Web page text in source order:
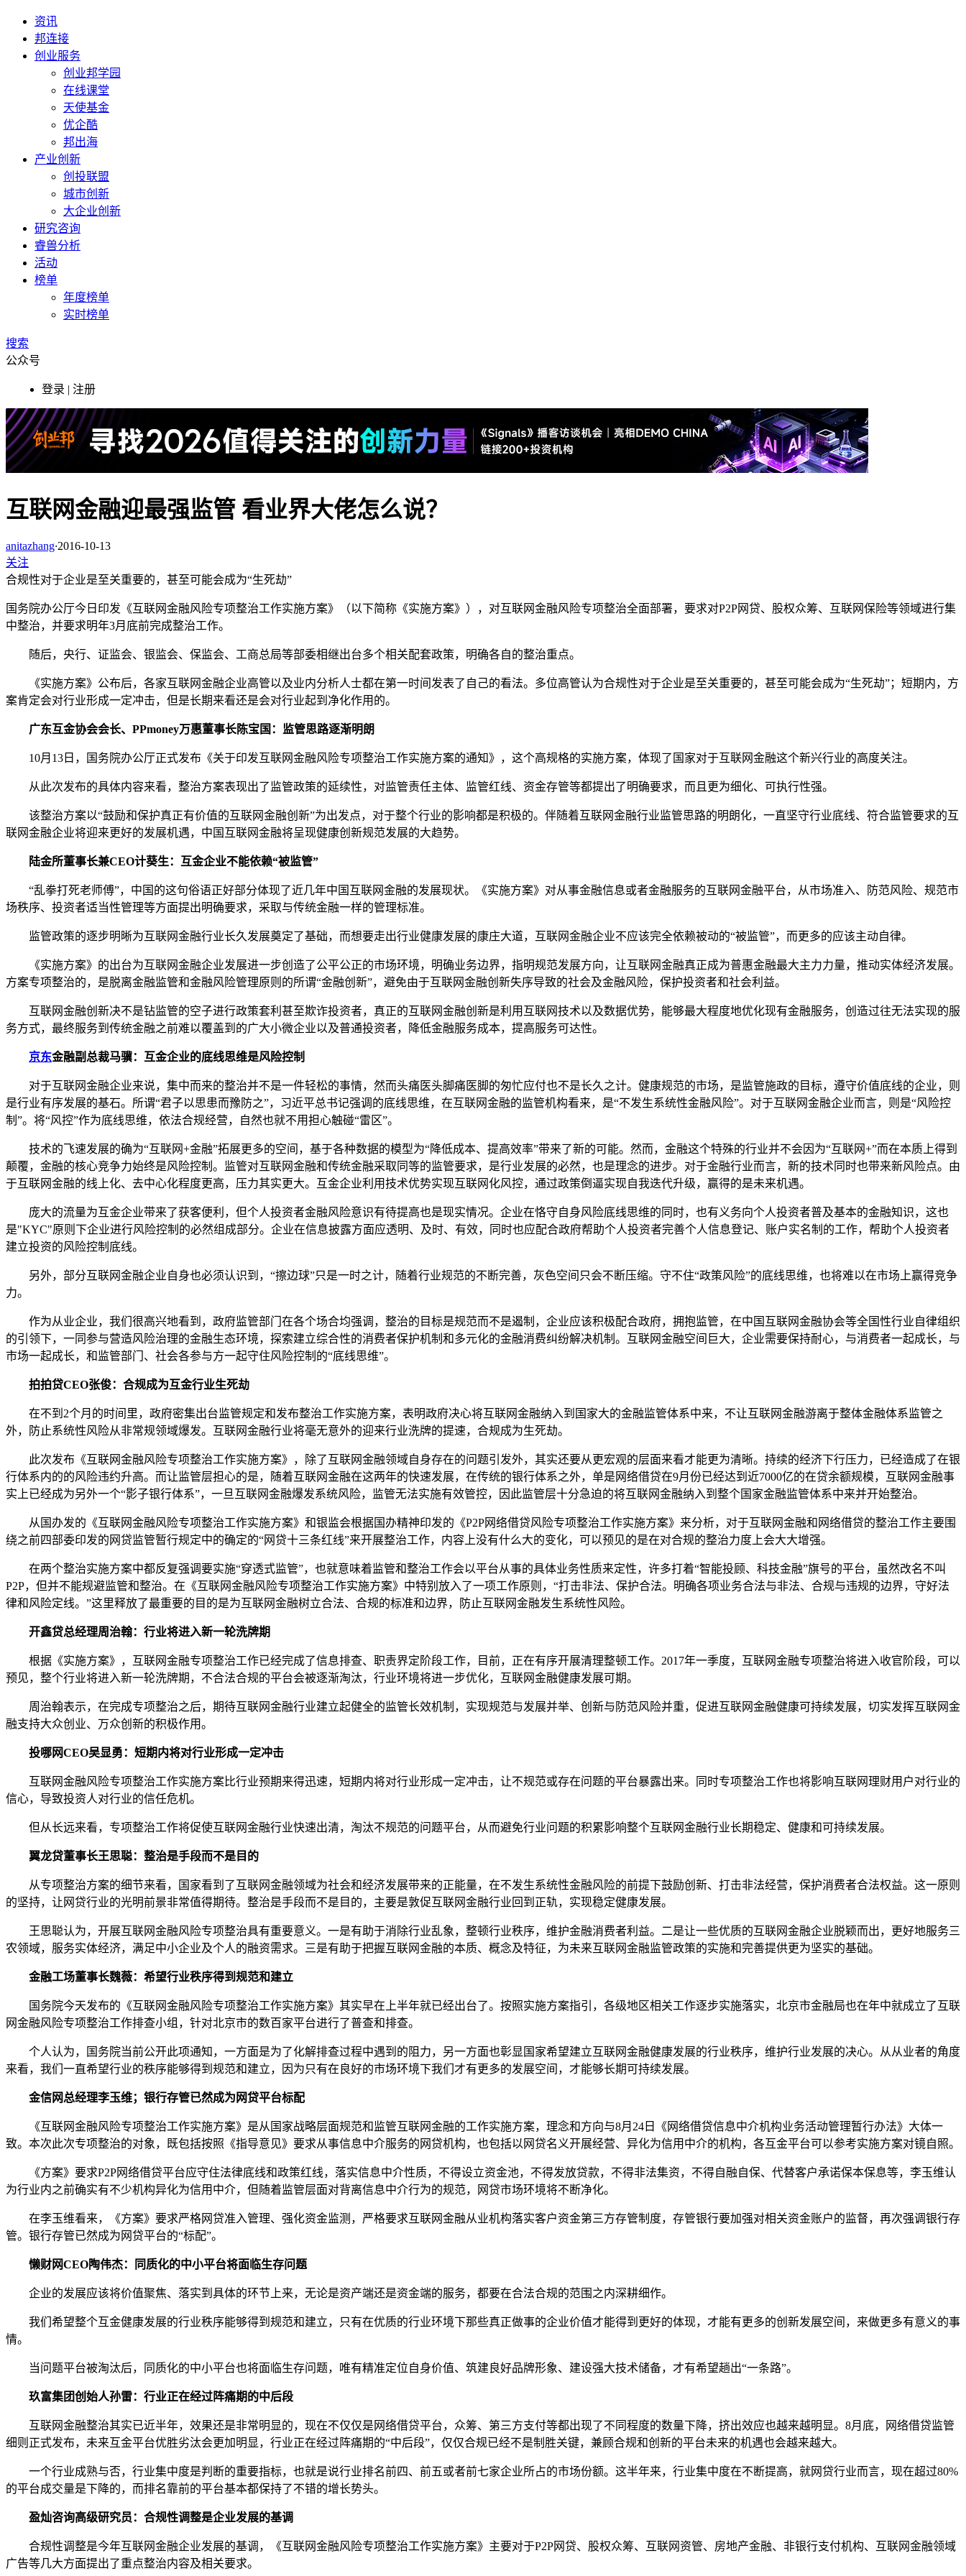
资讯
邦连接
创业服务
创业邦学园
在线课堂
天使基金
优企酷
邦出海
产业创新
创投联盟
城市创新
大企业创新
研究咨询
睿兽分析
活动
榜单
年度榜单
实时榜单
搜索
公众号
登录 | 注册
互联网金融迎最强监管 看业界大佬怎么说？
anitazhang·2016-10-13
关注
合规性对于企业是至关重要的，甚至可能会成为“生死劫”
国务院办公厅今日印发《互联网金融风险专项整治工作实施方案》（以下简称《实施方案》），对互联网金融风险专项整治全面部署，要求对P2P网贷、股权众筹、互联网保险等领域进行集
中整治，并要求明年3月底前完成整治工作。
随后，央行、证监会、银监会、保监会、工商总局等部委相继出台多个相关配套政策，明确各自的整治重点。
《实施方案》公布后，各家互联网金融企业高管以及业内分析人士都在第一时间发表了自己的看法。多位高管认为合规性对于企业是至关重要的，甚至可能会成为“生死劫”；短期内，方
案肯定会对行业形成一定冲击，但是长期来看还是会对行业起到净化作用的。
广东互金协会会长、PPmoney万惠董事长陈宝国：监管思路逐渐明朗
10月13日，国务院办公厅正式发布《关于印发互联网金融风险专项整治工作实施方案的通知》，这个高规格的实施方案，体现了国家对于互联网金融这个新兴行业的高度关注。
从此次发布的具体内容来看，整治方案表现出了监管政策的延续性，对监管责任主体、监管红线、资金存管等都提出了明确要求，而且更为细化、可执行性强。
该整治方案以“鼓励和保护真正有价值的互联网金融创新”为出发点，对于整个行业的影响都是积极的。伴随着互联网金融行业监管思路的明朗化，一直坚守行业底线、符合监管要求的互
联网金融企业将迎来更好的发展机遇，中国互联网金融将呈现健康创新规范发展的大趋势。
陆金所董事长兼CEO计葵生：互金企业不能依赖“被监管”
“乱拳打死老师傅”，中国的这句俗语正好部分体现了近几年中国互联网金融的发展现状。《实施方案》对从事金融信息或者金融服务的互联网金融平台，从市场准入、防范风险、规范市
场秩序、投资者适当性管理等方面提出明确要求，采取与传统金融一样的管理标准。
监管政策的逐步明晰为互联网金融行业长久发展奠定了基础，而想要走出行业健康发展的康庄大道，互联网金融企业不应该完全依赖被动的“被监管”，而更多的应该主动自律。
《实施方案》的出台为互联网金融企业发展进一步创造了公平公正的市场环境，明确业务边界，指明规范发展方向，让互联网金融真正成为普惠金融最大主力力量，推动实体经济发展。
方案专项整治的，是脱离金融监管和金融风险管理原则的所谓“金融创新”，避免由于互联网金融创新失序导致的社会及金融风险，保护投资者和社会利益。
互联网金融创新决不是钻监管的空子进行政策套利甚至欺诈投资者，真正的互联网金融创新是利用互联网技术以及数据优势，能够最大程度地优化现有金融服务，创造过往无法实现的服
务方式，最终服务到传统金融之前难以覆盖到的广大小微企业以及普通投资者，降低金融服务成本，提高服务可达性。
京东金融副总裁马骥：互金企业的底线思维是风险控制
对于互联网金融企业来说，集中而来的整治并不是一件轻松的事情，然而头痛医头脚痛医脚的匆忙应付也不是长久之计。健康规范的市场，是监管施政的目标，遵守价值底线的企业，则
是行业有序发展的基石。所谓“君子以思患而豫防之”，习近平总书记强调的底线思维，在互联网金融的监管机构看来，是“不发生系统性金融风险”。对于互联网金融企业而言，则是“风险控
制”。将“风控”作为底线思维，依法合规经营，自然也就不用担心触碰“雷区”。
技术的飞速发展的确为“互联网+金融”拓展更多的空间，基于各种数据的模型为“降低成本、提高效率”带来了新的可能。然而，金融这个特殊的行业并不会因为“互联网+”而在本质上得到
颠覆，金融的核心竞争力始终是风险控制。监管对互联网金融和传统金融采取同等的监管要求，是行业发展的必然，也是理念的进步。对于金融行业而言，新的技术同时也带来新风险点。由
于互联网金融的线上化、去中心化程度更高，压力其实更大。互金企业利用技术优势实现互联网化风控，通过政策倒逼实现自我迭代升级，赢得的是未来机遇。
庞大的流量为互金企业带来了获客便利，但个人投资者金融风险意识有待提高也是现实情况。企业在恪守自身风险底线思维的同时，也有义务向个人投资者普及基本的金融知识，这也
是"KYC"原则下企业进行风险控制的必然组成部分。企业在信息披露方面应透明、及时、有效，同时也应配合政府帮助个人投资者完善个人信息登记、账户实名制的工作，帮助个人投资者
建立投资的风险控制底线。
另外，部分互联网金融企业自身也必须认识到，“擦边球”只是一时之计，随着行业规范的不断完善，灰色空间只会不断压缩。守不住“政策风险”的底线思维，也将难以在市场上赢得竞争
力。
作为从业企业，我们很高兴地看到，政府监管部门在各个场合均强调，整治的目标是规范而不是遏制，企业应该积极配合政府，拥抱监管，在中国互联网金融协会等全国性行业自律组织
的引领下，一同参与营造风险治理的金融生态环境，探索建立综合性的消费者保护机制和多元化的金融消费纠纷解决机制。互联网金融空间巨大，企业需要保持耐心，与消费者一起成长，与
市场一起成长，和监管部门、社会各参与方一起守住风险控制的“底线思维”。
拍拍贷CEO张俊：合规成为互金行业生死劫
在不到2个月的时间里，政府密集出台监管规定和发布整治工作实施方案，表明政府决心将互联网金融纳入到国家大的金融监管体系中来，不让互联网金融游离于整体金融体系监管之
外，防止系统性风险从非常规领域爆发。互联网金融行业将毫无意外的迎来行业洗牌的提速，合规成为生死劫。
此次发布《互联网金融风险专项整治工作实施方案》，除了互联网金融领域自身存在的问题引发外，其实还要从更宏观的层面来看才能更为清晰。持续的经济下行压力，已经造成了在银
行体系内的的风险违约升高。而让监管层担心的是，随着互联网金融在这两年的快速发展，在传统的银行体系之外，单是网络借贷在9月份已经达到近7000亿的在贷余额规模，互联网金融事
实上已经成为另外一个“影子银行体系”，一旦互联网金融爆发系统风险，监管无法实施有效管控，因此监管层十分急迫的将互联网金融纳入到整个国家金融监管体系中来并开始整治。
从国办发的《互联网金融风险专项整治工作实施方案》和银监会根据国办精神印发的《P2P网络借贷风险专项整治工作实施方案》来分析，对于互联网金融和网络借贷的整治工作主要围
绕之前四部委印发的网贷监管暂行规定中的确定的“网贷十三条红线”来开展整治工作，内容上没有什么大的变化，可以预见的是在对合规的整治力度上会大大增强。
在两个整治实施方案中都反复强调要实施“穿透式监管”，也就意味着监管和整治工作会以平台从事的具体业务性质来定性，许多打着“智能投顾、科技金融”旗号的平台，虽然改名不叫
P2P，但并不能规避监管和整治。在《互联网金融风险专项整治工作实施方案》中特别放入了一项工作原则，“打击非法、保护合法。明确各项业务合法与非法、合规与违规的边界，守好法
律和风险定线。”这里释放了最重要的目的是为互联网金融树立合法、合规的标准和边界，防止互联网金融发生系统性风险。
开鑫贷总经理周治翰：行业将进入新一轮洗牌期
根据《实施方案》，互联网金融专项整治工作已经完成了信息排查、职责界定阶段工作，目前，正在有序开展清理整顿工作。2017年一季度，互联网金融专项整治将进入收官阶段，可以
预见，整个行业将进入新一轮洗牌期，不合法合规的平台会被逐渐淘汰，行业环境将进一步优化，互联网金融健康发展可期。
周治翰表示，在完成专项整治之后，期待互联网金融行业建立起健全的监管长效机制，实现规范与发展并举、创新与防范风险并重，促进互联网金融健康可持续发展，切实发挥互联网金
融支持大众创业、万众创新的积极作用。
投哪网CEO吴显勇：短期内将对行业形成一定冲击
互联网金融风险专项整治工作实施方案比行业预期来得迅速，短期内将对行业形成一定冲击，让不规范或存在问题的平台暴露出来。同时专项整治工作也将影响互联网理财用户对行业的
信心，导致投资人对行业的信任危机。
但从长远来看，专项整治工作将促使互联网金融行业快速出清，淘汰不规范的问题平台，从而避免行业问题的积累影响整个互联网金融行业长期稳定、健康和可持续发展。
翼龙贷董事长王思聪：整治是手段而不是目的
从专项整治方案的细节来看，国家看到了互联网金融领域为社会和经济发展带来的正能量，在不发生系统性金融风险的前提下鼓励创新、打击非法经营，保护消费者合法权益。这一原则
的坚持，让网贷行业的光明前景非常值得期待。整治是手段而不是目的，主要是敦促互联网金融行业回到正轨，实现稳定健康发展。
王思聪认为，开展互联网金融风险专项整治具有重要意义。一是有助于消除行业乱象，整顿行业秩序，维护金融消费者利益。二是让一些优质的互联网金融企业脱颖而出，更好地服务三
农领域，服务实体经济，满足中小企业及个人的融资需求。三是有助于把握互联网金融的本质、概念及特征，为未来互联网金融监管政策的实施和完善提供更为坚实的基础。
金融工场董事长魏薇：希望行业秩序得到规范和建立
国务院今天发布的《互联网金融风险专项整治工作实施方案》其实早在上半年就已经出台了。按照实施方案指引，各级地区相关工作逐步实施落实，北京市金融局也在年中就成立了互联
网金融风险专项整治工作排查小组，针对北京市的数百家平台进行了普查和排查。
个人认为，国务院当前公开此项通知，一方面是为了化解排查过程中遇到的阻力，另一方面也彰显国家希望建立互联网金融健康发展的行业秩序，维护行业发展的决心。从从业者的角度
来看，我们一直希望行业的秩序能够得到规范和建立，因为只有在良好的市场环境下我们才有更多的发展空间，才能够长期可持续发展。
金信网总经理李玉维；银行存管已然成为网贷平台标配
《互联网金融风险专项整治工作实施方案》是从国家战略层面规范和监管互联网金融的工作实施方案，理念和方向与8月24日《网络借贷信息中介机构业务活动管理暂行办法》大体一
致。本次此次专项整治的对象，既包括按照《指导意见》要求从事信息中介服务的网贷机构，也包括以网贷名义开展经营、异化为信用中介的机构，各互金平台可以参考实施方案对镜自照。
《方案》要求P2P网络借贷平台应守住法律底线和政策红线，落实信息中介性质，不得设立资金池，不得发放贷款，不得非法集资，不得自融自保、代替客户承诺保本保息等，李玉维认
为行业内之前确实有不少机构异化为信用中介，但随着监管层面对背离信息中介行为的规范，网贷市场环境将不断净化。
在李玉维看来，《方案》要求严格网贷准入管理、强化资金监测，严格要求互联网金融从业机构落实客户资金第三方存管制度，存管银行要加强对相关资金账户的监督，再次强调银行存
管。银行存管已然成为网贷平台的“标配”。
懒财网CEO陶伟杰：同质化的中小平台将面临生存问题
企业的发展应该将价值聚焦、落实到具体的环节上来，无论是资产端还是资金端的服务，都要在合法合规的范围之内深耕细作。
我们希望整个互金健康发展的行业秩序能够得到规范和建立，只有在优质的行业环境下那些真正做事的企业价值才能得到更好的体现，才能有更多的创新发展空间，来做更多有意义的事
情。
当问题平台被淘汰后，同质化的中小平台也将面临生存问题，唯有精准定位自身价值、筑建良好品牌形象、建设强大技术储备，才有希望趟出“一条路”。
玖富集团创始人孙雷：行业正在经过阵痛期的中后段
互联网金融整治其实已近半年，效果还是非常明显的，现在不仅仅是网络借贷平台，众筹、第三方支付等都出现了不同程度的数量下降，挤出效应也越来越明显。8月底，网络借贷监管
细则正式发布，未来互金平台优胜劣汰会更加明显，行业正在经过阵痛期的“中后段”，仅仅合规已经不是制胜关键，兼顾合规和创新的平台未来的机遇也会越来越大。
一个行业成熟与否，行业集中度是判断的重要指标，也就是说行业排名前四、前五或者前七家企业所占的市场份额。这半年来，行业集中度在不断提高，就网贷行业而言，现在超过80%
的平台成交量是下降的，而排名靠前的平台基本都保持了不错的增长势头。
盈灿咨询高级研究员：合规性调整是企业发展的基调
合规性调整是今年互联网金融企业发展的基调，《互联网金融风险专项整治工作实施方案》主要对于P2P网贷、股权众筹、互联网资管、房地产金融、非银行支付机构、互联网金融领域
广告等几大方面提出了重点整治内容及相关要求。